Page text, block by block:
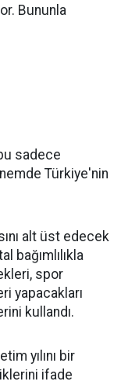
Bununla
sadece
Türkiye'nin
alt üst edecek
bağımlılıkla
spor
yapacakları
kullandı.
yılını bir
ifade